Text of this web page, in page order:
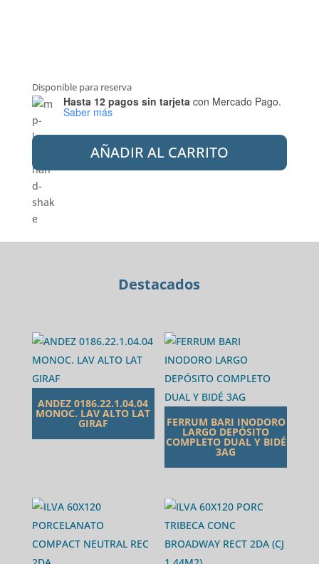
Disponible para reserva
Hasta 12 pagos sin tarjetacon Mercado Pago.
Saber más
PEIRANO
192
SORIA
BLACK
LAVATORIO
AÑADIR AL CARRITO
Destacados
ANDEZ 0186.22.1.04.04
MONOC. LAV ALTO LAT
GIRAF FERRUM BARI INODORO
LARGO DEPÓSITO
COMPLETO DUAL Y BIDÉ
3AG